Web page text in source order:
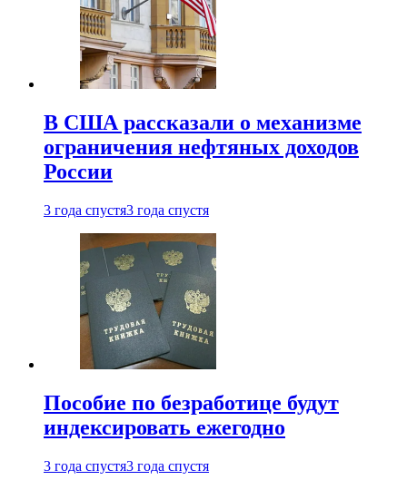
В США рассказали о механизме
ограничения нефтяных доходов
России
3 года спустя3 года спустя
Пособие по безработице будут
индексировать ежегодно
3 года спустя3 года спустя